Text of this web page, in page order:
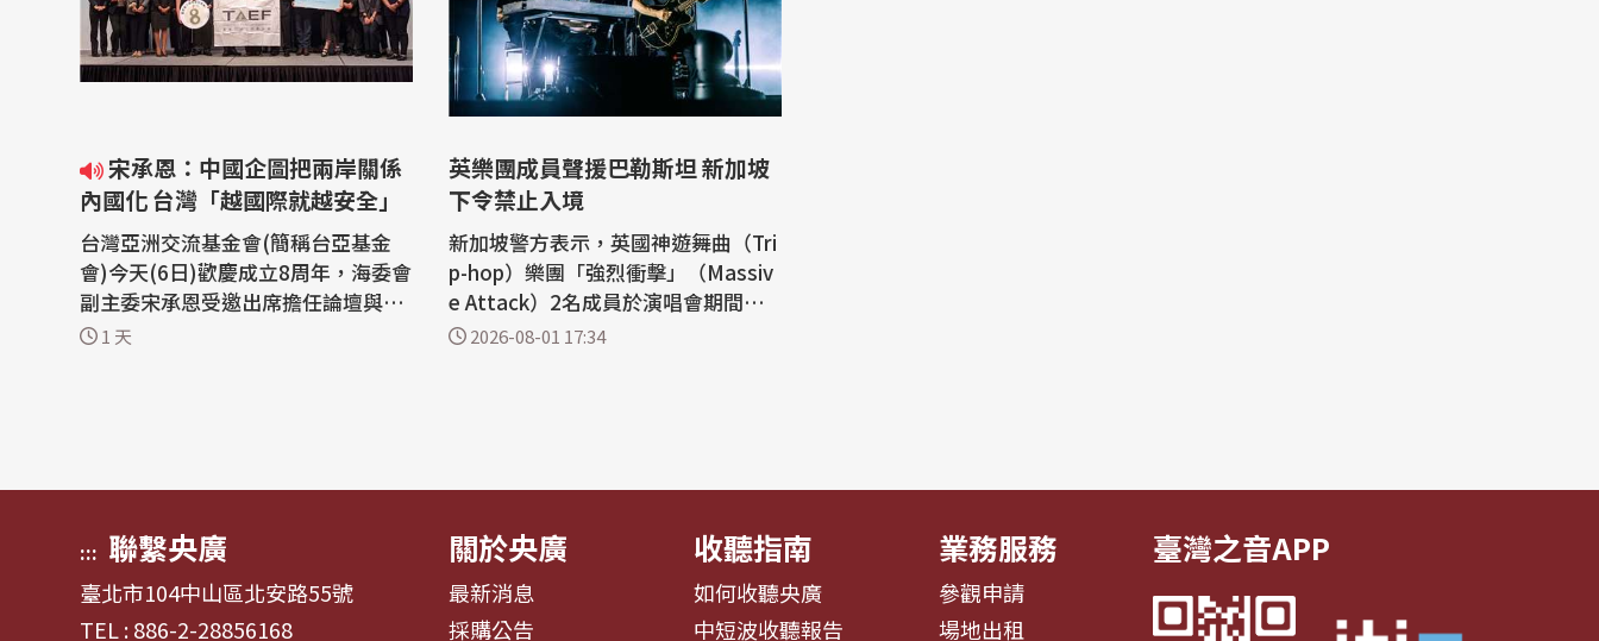
內國化 台灣「越國際就越安全」
台灣亞洲交流基金會(簡稱台亞基金
會)今天(6日)歡慶成立8周年，海委會
副主委宋承恩受邀出席擔任論壇與談
人，他指出，中國近年在海上動作頻
1 天
英樂團成員聲援巴勒斯坦 新加坡
下令禁止入境
新加坡警方表示，英國神遊舞曲（Tri
p-hop）樂團「強烈衝擊」（Massiv
e Attack）2名成員於演唱會期間高
舉巴勒斯坦國旗，經過調查後，當局
2026-08-01 17:34
::: 聯繫央廣
臺北市104中山區北安路55號
TEL : 886-2-28856168
關於央廣
最新消息
採購公告
收聽指南
如何收聽央廣
中短波收聽報告
業務服務
參觀申請
場地出租
臺灣之音APP